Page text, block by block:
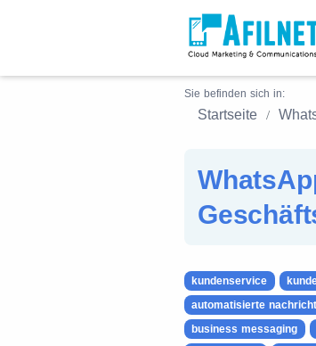
Sie befinden sich in:
Startseite
kundenservice
automatisierte
business messaging